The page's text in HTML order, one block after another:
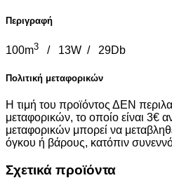
Περιγραφή
100m3 / 13W / 29Db
Πολιτική μεταφορικών
Η τιμή του προϊόντος ΔΕΝ
μεταφορικών, το οποίο είναι 3€
μεταφορικών μπορεί να
όγκου ή βάρους, κατόπιν
Σχετικά προϊόντα